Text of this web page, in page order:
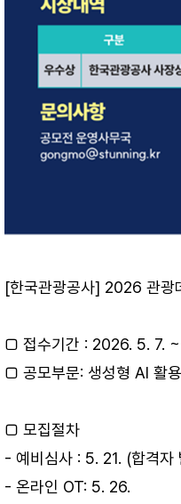
[한국관광공사] 2026 관광
□ 접수기간 : 2026. 5. 7.
□ 공모부문: 생성형 AI 활
□ 모집절차
- 예비심사 : 5. 21. (합격자
- 온라인 OT: 5. 26.